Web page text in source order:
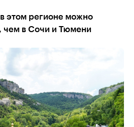
этом регионе можно
чем в Сочи и Тюмени